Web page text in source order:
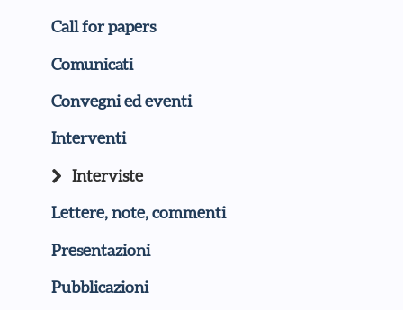
Call for papers
Comunicati
Convegni ed eventi
Interventi
Interviste
Lettere, note, commenti
Presentazioni
Pubblicazioni